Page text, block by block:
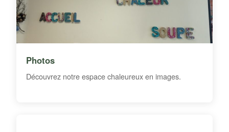
Photos
Découvrez notre espace chaleureux en images.